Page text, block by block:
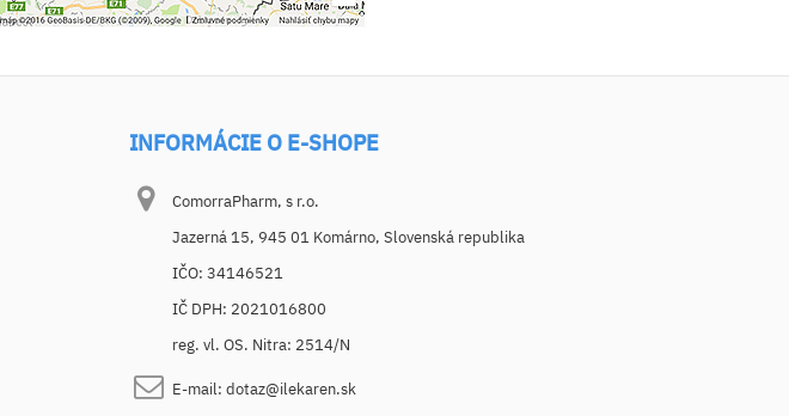
INFORMÁCIE O E-SHOPE
ComorraPharm, s r.o.
Jazerná 15, 945 01 Komárno, Slovenská republika
IČO: 34146521
IČ DPH: 2021016800
reg. vl. OS. Nitra: 2514/N
E-mail: dotaz@ilekaren.sk